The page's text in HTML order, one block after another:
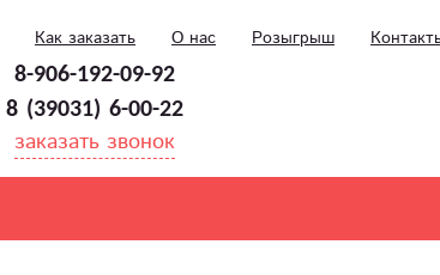
Как заказать О нас Розыгрыш
8-906-192-09-92
8 (39031) 6-00-22
заказать звонок